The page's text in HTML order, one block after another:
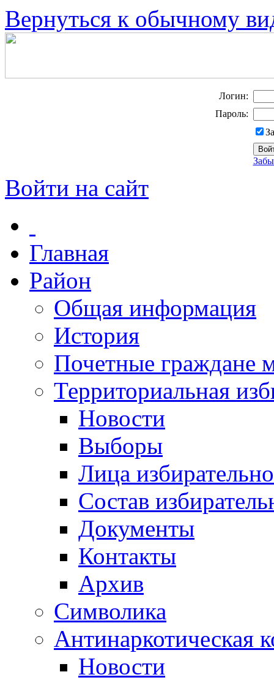
Вернуться к обычному
Логин:
Пароль:
Войти на сайт
Главная
Район
Общая информация
История
Почетные граждане
Территориальная
Новости
Выборы
Лица
Состав
Документы
Контакты
Архив
Символика
Антинаркотическая
Новости